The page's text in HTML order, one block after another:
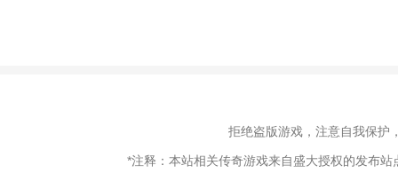
拒绝盗版游戏，注意自我保护
*注释：本站相关传奇游戏来自盛大授权的发布